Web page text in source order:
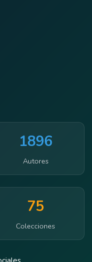
1896
Autores
75
Colecciones